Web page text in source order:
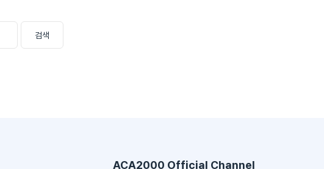
검색
ACA2000 Official Channel